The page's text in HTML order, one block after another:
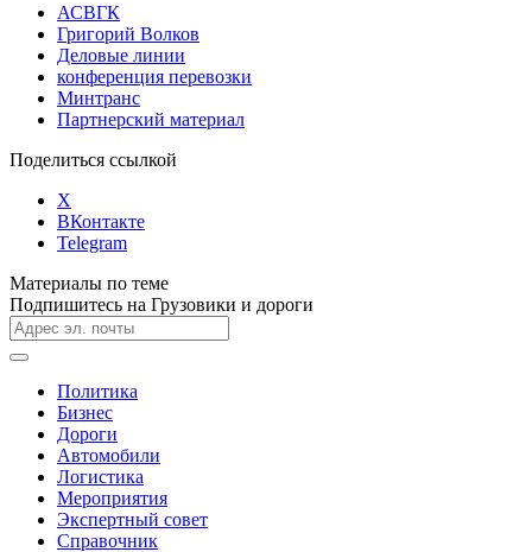
АСВГК
Григорий Волков
Деловые линии
конференция перевозки
Минтранс
Партнерский материал
Поделиться ссылкой
X
ВКонтакте
Telegram
Материалы по теме
Подпишитесь на Грузовики и дороги
Политика
Бизнес
Дороги
Автомобили
Логистика
Мероприятия
Экспертный совет
Справочник